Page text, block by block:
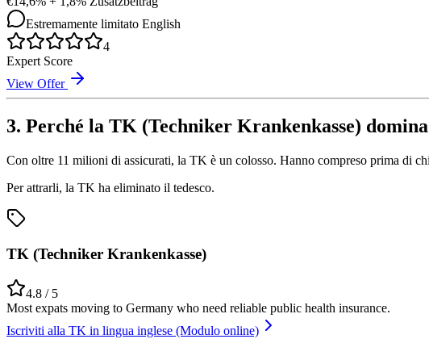
Estremamente limitato English
4
Expert Score
View Offer
3. Perché la TK (Techniker Krankenkasse) domina
Con oltre 11 milioni di assicurati, la TK è un colosso. Hanno compreso prima di
Per attrarli, la TK ha eliminato il tedesco.
TK (Techniker Krankenkasse)
4.8 / 5
Most expats moving to Germany who need reliable public health insurance.
Iscriviti alla TK in lingua inglese (Modulo online)